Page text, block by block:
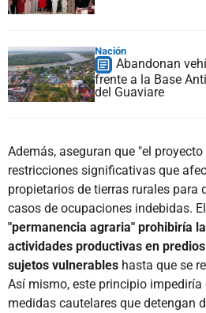
Nación
Abandonan
frente a la Base
del Guaviare
Además, aseguran que "el
restricciones significativas que
propietarios de tierras rurales para
casos de ocupaciones indebidas.
"permanencia agraria" prohibiría
actividades productivas en
sujetos vulnerables hasta que se
Así mismo, este principio impediría
medidas cautelares que detengan